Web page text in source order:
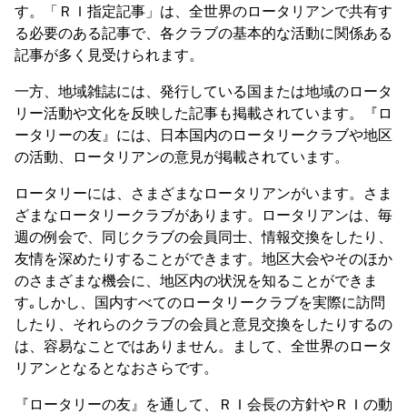
す。「ＲＩ指定記事」は、全世界のロータリアンで共有す
る必要のある記事で、各クラブの基本的な活動に関係ある
記事が多く見受けられます。
一方、地域雑誌には、発行している国または地域のロータ
リー活動や文化を反映した記事も掲載されています。『ロ
ータリーの友』には、日本国内のロータリークラブや地区
の活動、ロータリアンの意見が掲載されています。
ロータリーには、さまざまなロータリアンがいます。さま
ざまなロータリークラブがあります。ロータリアンは、毎
週の例会で、同じクラブの会員同士、情報交換をしたり、
友情を深めたりすることができます。地区大会やそのほか
のさまざまな機会に、地区内の状況を知ることができま
す｡しかし、国内すべてのロータリークラブを実際に訪問
したり、それらのクラブの会員と意見交換をしたりするの
は、容易なことではありません。まして、全世界のロータ
リアンとなるとなおさらです。
『ロータリーの友』を通して、ＲＩ会長の方針やＲＩの動